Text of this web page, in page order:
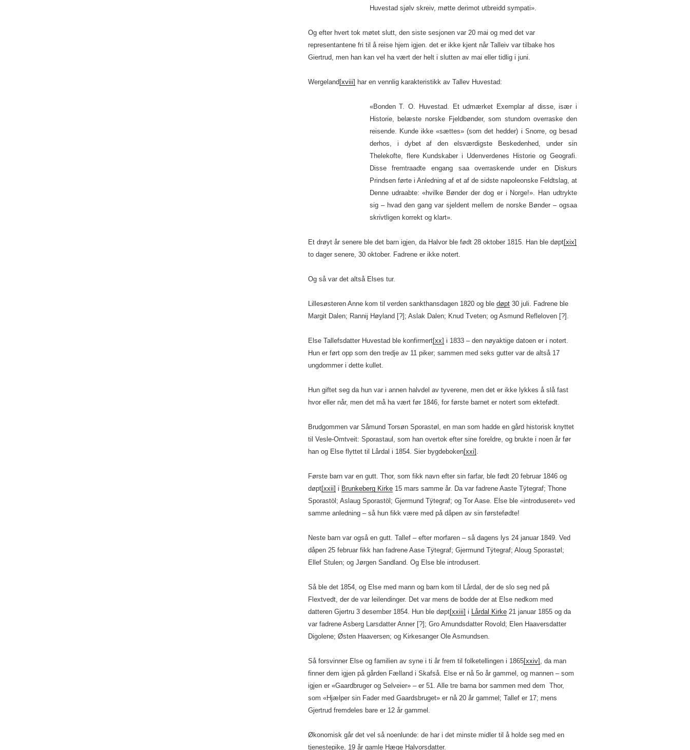
Huvestad sjølv skreiv, møtte derimot utbreidd sympati».
Og efter hvert tok møtet slutt, den siste sesjonen var 20 mai og med det var
representantene fri til å reise hjem igjen. det er ikke kjent når Talleiv var tilbake hos
Giertrud, men han kan vel ha vært der helt i slutten av mai eller tidlig i juni.
Wergeland [xviii] har en vennlig karakteristikk av Tallev Huvestad:
«Bonden T. O. Huvestad. Et udmærket Exemplar af disse, især i
Historie, belæste norske Fjeldbønder, som stundom overraske den
reisende. Kunde ikke «sættes» (som det hedder) i Snorre, og besad
derhos, i dybet af den elsværdigste Beskedenhed, under sin
Thelekofte, flere Kundskaber i Udenverdenes Historie og Geografi.
Disse fremtraadte engang saa overraskende under en Diskurs
Prindsen førte i Anledning af et af de sidste napoleonske Feldtslag, at
Denne udraabte: «hvilke Bønder der dog er i Norge!». Han udtrykte
sig – hvad den gang var sjeldent mellem de norske Bønder – ogsaa
skrivtligen korrekt og klart».
Et drøyt år senere ble det barn igjen, da Halvor ble født 28 oktober 1815. Han ble døpt[xix]
to dager senere, 30 oktober. Fadrene er ikke notert.
Og så var det altså Elses tur.
Lillesøsteren Anne kom til verden sankthansdagen 1820 og ble døpt30 juli. Fadrene ble
Margit Dalen; Rannij Høyland [?]; Aslak Dalen; Knud Tveten; og Asmund Refleloven [?].
Else Tallefsdatter Huvestad ble konfirmert[xx] i 1833 – den nøyaktige datoen er i notert.
Hun er ført opp som den tredje av 11 piker; sammen med seks gutter var de altså 17
ungdommer i dette kullet.
Hun giftet seg da hun var i annen halvdel av tyverene, men det er ikke lykkes å slå fast
hvor eller når, men det må ha vært før 1846, for første barnet er notert som ektefødt.
Brudgommen var Såmund Torsøn Sporastøl, en man som hadde en gård historisk knyttet
til Vesle-Omtveit: Sporastaul, som han overtok efter sine foreldre, og brukte i noen år før
han og Else flyttet til Lårdal i 1854. Sier bygdeboken[xxi] .
Første barn var en gutt. Thor, som fikk navn efter sin farfar, ble født 20 februar 1846 og
døpt[xxii] i Brunkeberg Kirke15 mars samme år. Da var fadrene Aaste Tÿtegraf; Thone
Sporastöl; Aslaug Sporastöl; Gjermund Tÿtegraf; og Tor Aase. Else ble «introduseret» ved
samme anledning – så hun fikk være med på dåpen av sin førstefødte!
Neste barn var også en gutt. Tallef – efter morfaren – så dagens lys 24 januar 1849. Ved
dåpen 25 februar fikk han fadrene Aase Tÿtegraf; Gjermund Tÿtegraf; Aloug Sporastøl;
Ellef Stulen; og Jørgen Sandland. Og Else ble introdusert.
Så ble det 1854, og Else med mann og barn kom til Lårdal, der de slo seg ned på
Flextvedt, der de var leilendinger. Det var mens de bodde der at Else nedkom med
datteren Gjertru 3 desember 1854. Hun ble døpt[xxiii] i Lårdal Kirke21 januar 1855 og da
var fadrene Asberg Larsdatter Anner [?]; Gro Amundsdatter Rovold; Elen Haaversdatter
Digolene; Østen Haaversen; og Kirkesanger Ole Asmundsen.
Så forsvinner Else og familien av syne i ti år frem til folketellingen i 1865[xxiv] , da man
finner dem igjen på gården Fælland i Skafså. Else er nå 5o år gammel, og mannen – som
igjen er «Gaardbruger og Selveier» – er 51. Alle tre barna bor sammen med dem Thor,
som «Hjælper sin Fader med Gaardsbruget» er nå 20 år gammel; Tallef er 17; mens
Gjertrud fremdeles bare er 12 år gammel.
Økonomisk går det vel så noenlunde: de har i det minste midler til å holde seg med en
tjenestepike, 19 år gamle Hæge Halvorsdatter.